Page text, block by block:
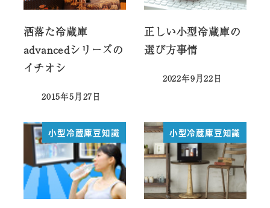
洒落た冷蔵庫
advancedシリーズの
イチオシ
投稿日
2015年5月27日
正しい小型冷蔵庫の
選び方事情
投稿日
2022年9月22日
小型冷蔵庫豆知識 小型冷蔵庫豆知識